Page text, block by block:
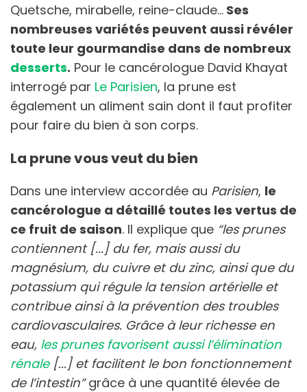
Quetsche, mirabelle, reine-claude… Ses
nombreuses variétés peuvent aussi révéler
toute leur gourmandise dans de nombreux
desserts. Pour le cancérologue David Khayat
interrogé par Le Parisien, la prune est
également un aliment sain dont il faut profiter
pour faire du bien à son corps.
La prune vous veut du bien
Dans une interview accordée au Parisien, le
cancérologue a détaillé toutes les vertus de
ce fruit de saison. Il explique que “​​les prunes
contiennent [...] du fer, mais aussi du
magnésium, du cuivre et du zinc, ainsi que du
potassium qui régule la tension artérielle et
contribue ainsi à la prévention des troubles
cardiovasculaires. Grâce à leur richesse en
eau, les prunes favorisent aussi l’élimination
rénale[...] et facilitent le bon fonctionnement
de l’intestin”grâce à une quantité élevée de